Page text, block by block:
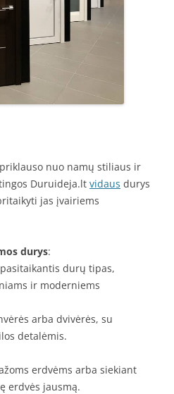
nuo namų stiliaus ir
Duruideja.lt vidaus durys
jas įvairiems
durys:
durų tipas,
ir moderniems
arba dvivėrės, su
detalėmis.
erdvėms arba siekiant
erdvės jausmą.